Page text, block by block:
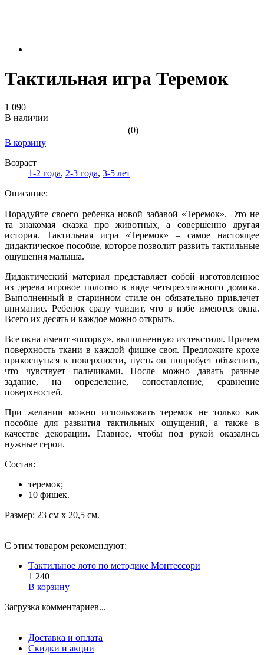
Тактильная игра Теремок
1 090
В наличии
(0)
В корзину
Возраст
1-2 года, 2-3 года, 3-5 лет
Описание:
Порадуйте своего ребенка новой забавой «Теремок». Это не
та знакомая сказка про животных, а совершенно другая
история. Тактильная игра «Теремок» – самое настоящее
дидактическое пособие, которое позволит развить тактильные
ощущения малыша.
Дидактический материал представляет собой изготовленное
из дерева игровое полотно в виде четырехэтажного домика.
Выполненный в старинном стиле он обязательно привлечет
внимание. Ребенок сразу увидит, что в избе имеются окна.
Всего их десять и каждое можно открыть.
Все окна имеют «шторку», выполненную из текстиля. Причем
поверхность ткани в каждой фишке своя. Предложите крохе
прикоснуться к поверхности, пусть он попробует объяснить,
что чувствует пальчиками. После можно давать разные
задание, на определение, сопоставление, сравнение
поверхностей.
При желании можно использовать теремок не только как
пособие для развития тактильных ощущений, а также в
качестве декорации. Главное, чтобы под рукой оказались
нужные герои.
Состав:
теремок;
10 фишек.
Размер: 23 см х 20,5 см.
С этим товаром рекомендуют:
Тактильное лото по методике Монтессори
1 240
В корзину
Загрузка комментариев...
Доставка и оплата
Скидки и акции